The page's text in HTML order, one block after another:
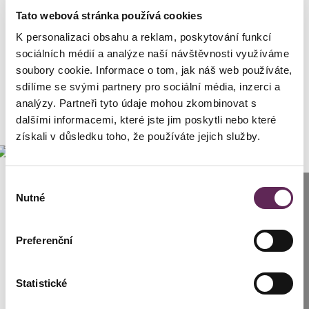
Tato webová stránka používá cookies
K personalizaci obsahu a reklam, poskytování funkcí
sociálních médií a analýze naší návštěvnosti využíváme
soubory cookie. Informace o tom, jak náš web používáte,
sdílíme se svými partnery pro sociální média, inzerci a
analýzy. Partneři tyto údaje mohou zkombinovat s
dalšími informacemi, které jste jim poskytli nebo které
získali v důsledku toho, že používáte jejich služby.
souhlasu
Nutné
Preferenční
Statistické
Frau Barbora wandte sich an mich,
Brustanpassung nach dem Stillen zu
suchen. Die Brüste hatten die Größe
Brünn: +420 776 279 454